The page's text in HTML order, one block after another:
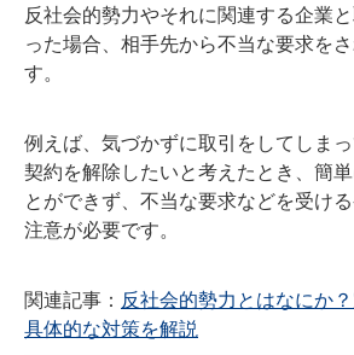
反社会的勢力やそれに関連する企業
った場合、相手先から不当な要求を
す。
例えば、気づかずに取引をしてしま
契約を解除したいと考えたとき、簡
とができず、不当な要求などを受け
注意が必要です。
関連記事： 反社会的勢力とはなにか
具体的な対策を解説